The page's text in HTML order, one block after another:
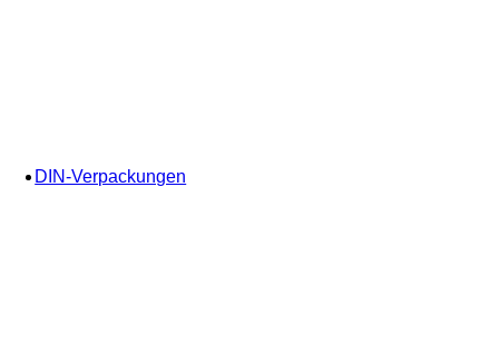
DIN-Verpackungen